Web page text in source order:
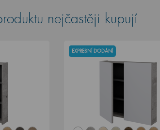
nejčastěji kupují
EXPRESNÍ DODÁNÍ